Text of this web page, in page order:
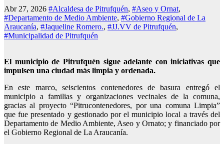
Abr 27, 2026 #Alcaldesa de Pitrufquén, #Aseo y Ornat,
#Departamento de Medio Ambiente, #Gobierno Regional de La
Araucanía, #Jaqueline Romero., #JJ.VV de Pitrufquén,
#Municipalidad de Pitrufquén
El municipio de Pitrufquén sigue adelante con iniciativas que
impulsen una ciudad más limpia y ordenada.
En este marco, seiscientos contenedores de basura entregó el
municipio a familias y organizaciones vecinales de la comuna,
gracias al proyecto “Pitrucontenedores, por una comuna Limpia”
que fue presentado y gestionado por el municipio local a través del
Departamento de Medio Ambiente, Aseo y Ornato; y financiado por
el Gobierno Regional de La Araucanía.